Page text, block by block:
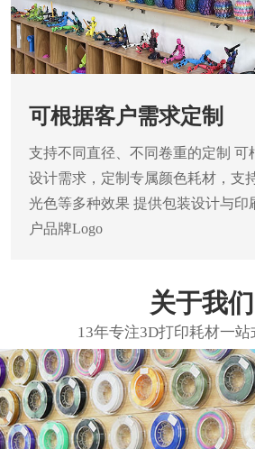
可根据客户需求定制
支持不同直径、不同卷重的定制 可
设计需求，定制专属颜色耗材，支
光色等多种效果 提供包装设计与印
户品牌Logo
关于我们